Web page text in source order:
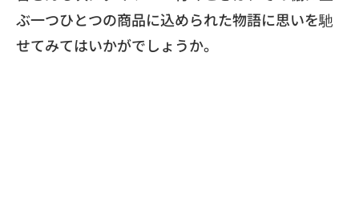
ぶ一つひとつの商品に込められた物語に思いを馳
せてみてはいかがでしょうか。